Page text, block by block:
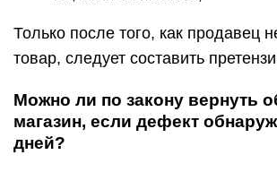
Только после того, как продавец
товар, следует составить
Можно ли по закону вернуть
магазин, если дефект
дней?